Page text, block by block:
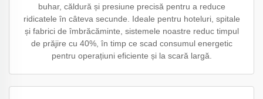
buhar, căldură și presiune precisă pentru a reduce
ridicatele în câteva secunde. Ideale pentru hoteluri, spitale
și fabrici de îmbrăcăminte, sistemele noastre reduc timpul
de prăjire cu 40%, în timp ce scad consumul energetic
pentru operațiuni eficiente și la scară largă.